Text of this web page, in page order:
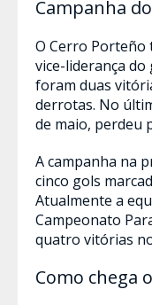
Campanha
O Cerro Porteño
vice-liderança
foram duas
derrotas. No
de maio, perdeu
A campanha na
cinco gols
Atualmente a
Campeonato
quatro vitórias
Como chega